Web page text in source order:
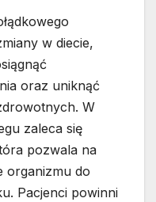
w diecie,
oraz uniknąć
W
zaleca się
pozwala na
organizmu do
Pacjenci powinni